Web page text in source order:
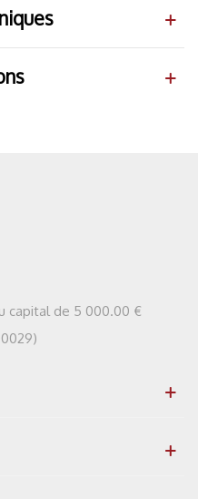
capital de 5 000.00 €